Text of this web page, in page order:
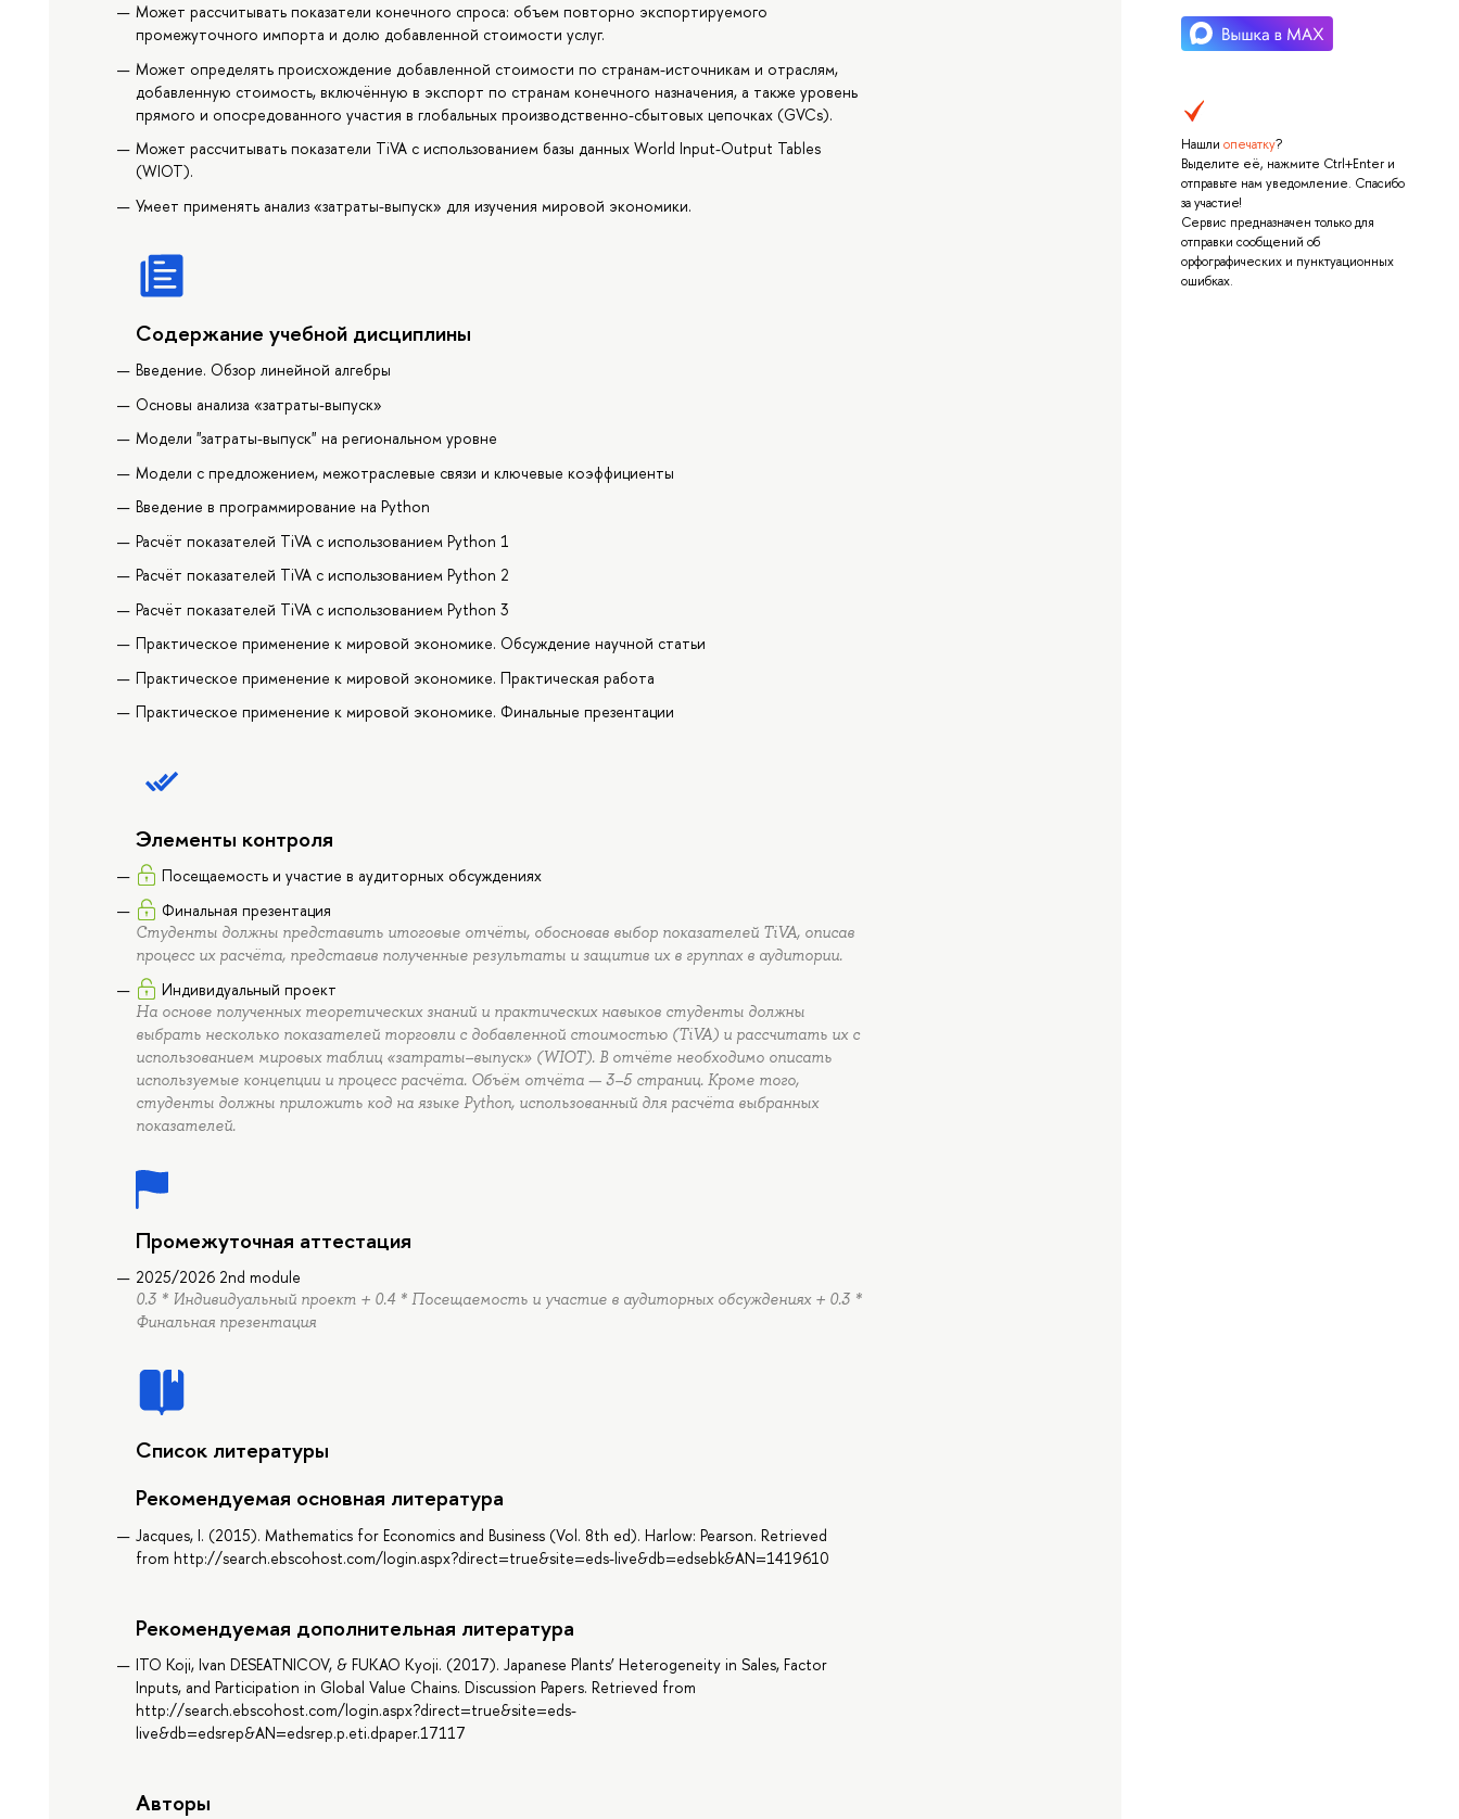
Нашли опечатку?
Выделите её, нажмите Ctrl+Enter и
отправьте нам уведомление. Спасибо
за участие!
Сервис предназначен только для
отправки сообщений об
орфографических и пунктуационных
ошибках.
Может рассчитывать показатели конечного спроса: объем повторно экспортируемого
промежуточного импорта и долю добавленной стоимости услуг.
Может определять происхождение добавленной стоимости по странам-источникам и отраслям,
добавленную стоимость, включённую в экспорт по странам конечного назначения, а также уровень
прямого и опосредованного участия в глобальных производственно-сбытовых цепочках (GVCs).
Может рассчитывать показатели TiVA с использованием базы данных World Input-Output Tables
(WIOT).
Умеет применять анализ «затраты-выпуск» для изучения мировой экономики.
Содержание учебной дисциплины
Введение. Обзор линейной алгебры
Основы анализа «затраты-выпуск»
Модели "затраты-выпуск" на региональном уровне
Модели с предложением, межотраслевые связи и ключевые коэффициенты
Введение в программирование на Python
Расчёт показателей TiVA с использованием Python 1
Расчёт показателей TiVA с использованием Python 2
Расчёт показателей TiVA с использованием Python 3
Практическое применение к мировой экономике. Обсуждение научной статьи
Практическое применение к мировой экономике. Практическая работа
Практическое применение к мировой экономике. Финальные презентации
Элементы контроля
Посещаемость и участие в аудиторных обсуждениях
Финальная презентация
Студенты должны представить итоговые отчёты, обосновав выбор показателей TiVA, описав
процесс их расчёта, представив полученные результаты и защитив их в группах в аудитории.
Индивидуальный проект
На основе полученных теоретических знаний и практических навыков студенты должны
выбрать несколько показателей торговли с добавленной стоимостью (TiVA) и рассчитать их с
использованием мировых таблиц «затраты–выпуск» (WIOT). В отчёте необходимо описать
используемые концепции и процесс расчёта. Объём отчёта — 3–5 страниц. Кроме того,
студенты должны приложить код на языке Python, использованный для расчёта выбранных
показателей.
Промежуточная аттестация
2025/2026 2nd module
0.3 * Индивидуальный проект + 0.4 * Посещаемость и участие в аудиторных обсуждениях + 0.3 *
Финальная презентация
Список литературы
Рекомендуемая основная литература
Jacques, I. (2015). Mathematics for Economics and Business (Vol. 8th ed). Harlow: Pearson. Retrieved
from http://search.ebscohost.com/login.aspx?direct=true&site=eds-live&db=edsebk&AN=1419610
Рекомендуемая дополнительная литература
ITO Koji, Ivan DESEATNICOV, & FUKAO Kyoji. (2017). Japanese Plants’ Heterogeneity in Sales, Factor
Inputs, and Participation in Global Value Chains. Discussion Papers. Retrieved from
http://search.ebscohost.com/login.aspx?direct=true&site=eds-
live&db=edsrep&AN=edsrep.p.eti.dpaper.17117
Авторы